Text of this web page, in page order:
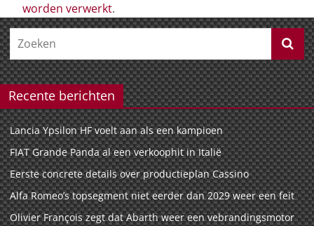
worden verwerkt.
Recente berichten
Lancia Ypsilon HF voelt aan als een kampioen
FIAT Grande Panda al een verkoophit in Italië
Eerste concrete details over productieplan Cassino
Alfa Romeo’s topsegment niet eerder dan 2029 weer een feit
Olivier François zegt dat Abarth weer een vebrandingsmotor